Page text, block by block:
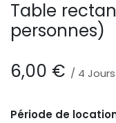
Table
personnes)
6,00 € / 4 Jours
Période de